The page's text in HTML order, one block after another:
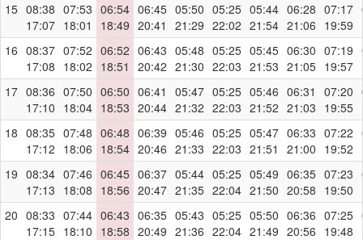
15 08:38
17:07
07:53
18:01
06:54
18:49
06:45
20:41
05:50
21:29
05:25
22:02
05:44
21:54
06:28
21:06
07:17
19:59
16 08:37
17:08
07:52
18:02
06:52
18:51
06:43
20:42
05:48
21:30
05:25
22:03
05:45
21:53
06:30
21:05
07:19
19:57
17 08:36
17:10
07:50
18:04
06:50
18:53
06:41
20:44
05:47
21:32
05:25
22:03
05:46
21:52
06:31
21:03
07:20
19:55
18 08:35
17:12
07:48
18:06
06:48
18:54
06:39
20:46
05:46
21:33
05:25
22:03
05:47
21:51
06:33
21:00
07:22
19:52
19 08:34
17:13
07:46
18:08
06:45
18:56
06:37
20:47
05:44
21:35
05:25
22:04
05:49
21:50
06:35
20:58
07:23
19:50
20 08:33
17:15
07:44
18:10
06:43
18:58
06:35
20:49
05:43
21:36
05:25
22:04
05:50
21:49
06:36
20:56
07:25
19:48